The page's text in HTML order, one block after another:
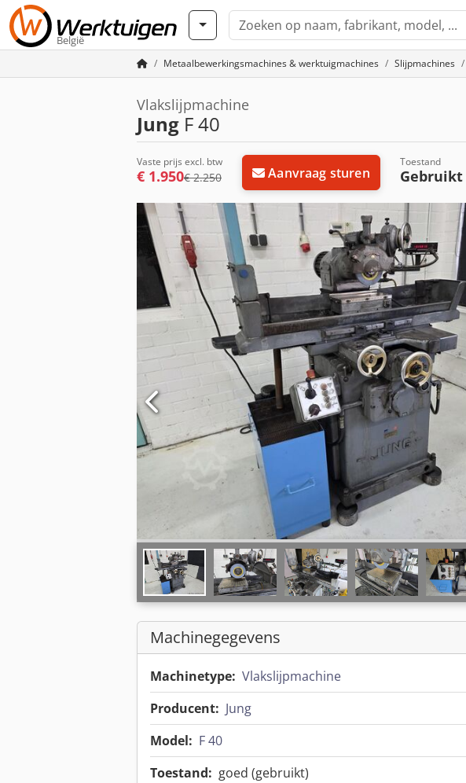
België
Metaalbewerkingsmachines & werktuigmachines Slijpmachines
Vlakslijpmachine
Jung F 40
Vaste prijs excl. btw
€ 1.950€ 2.250 Aanvraag sturen
Toestand
Gebruikt
Machinegegevens
Machinetype: Vlakslijpmachine
Producent: Jung
Model: F 40
Toestand: goed (gebruikt)